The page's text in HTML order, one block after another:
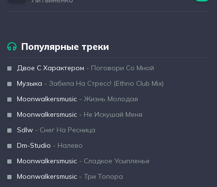
Популярные треки
Двое С Характером - Поговори Со Мной
Музыка - Забила На Стресс! (Ethno Club Mix)
Moonwalkersmusic - Жизнь Молодая
Moonwalkersmusic - Не Искушай Меня
Sdlw - Снег На Ресница
Dm-Studio - Налево
Moonwalkersmusic - Сладкое Усыпленье
Moonwalkersmusic - Три Топора